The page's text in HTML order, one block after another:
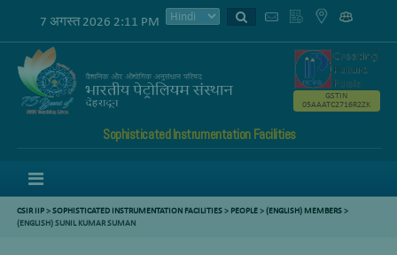
7 अगस्त 2026 2:11 PM
Sophisticated Instrumentation Facilities
GSTIN
05AAATC2716R2ZK
CSIR IIP>SOPHISTICATED INSTRUMENTATION FACILITIES> PEOPLE>(ENGLISH) MEMBERS>
(ENGLISH) SUNIL KUMAR SUMAN